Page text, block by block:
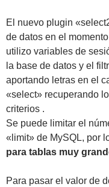
El nuevo plugin
de datos en el
utilizo variables de
la base de datos y el
aportando letras en el
«select» recuperando
criterios .
Se puede limitar el
«limit» de MySQL, por
para tablas muy
Para pasar el valor de